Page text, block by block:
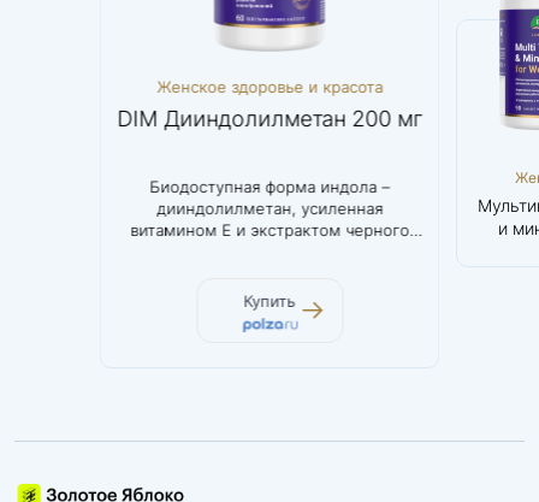
Женское здоровье и красота
DIM Дииндолилметан 200 мг
Биодоступная форма индола –
дииндолилметан, усиленная
витамином Е и экстрактом черного
Купить
Мозг и нервная
система
Магний L-
треонат
здоровье и
красота
DIM
Дииндолилметан
и